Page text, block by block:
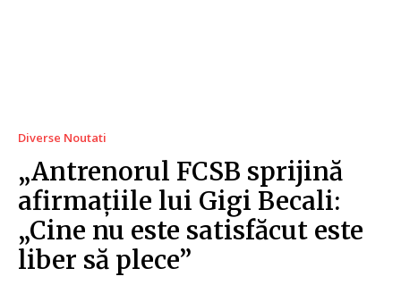
Diverse Noutati
„Antrenorul FCSB sprijină
afirmațiile lui Gigi Becali:
„Cine nu este satisfăcut este
liber să plece”